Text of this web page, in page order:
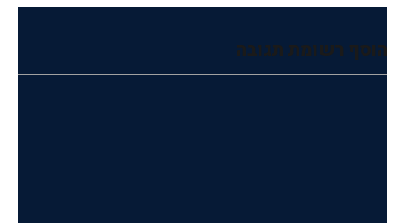
הוסף רשומת תגובה